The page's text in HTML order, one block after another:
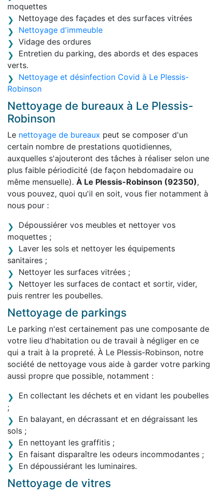
moquettes
Nettoyage des façades et des surfaces vitrées
Nettoyage d'immeuble
Vidage des ordures
Entretien du parking, des abords et des espaces
verts.
Nettoyage et désinfection Covid à Le Plessis-
Robinson
Nettoyage de bureaux à Le Plessis-
Robinson
Le nettoyage de bureaux peut se composer d'un
certain nombre de prestations quotidiennes,
auxquelles s'ajouteront des tâches à réaliser selon une
plus faible périodicité (de façon hebdomadaire ou
même mensuelle). À Le Plessis-Robinson (92350),
vous pouvez, quoi qu'il en soit, vous fier notamment à
nous pour :
Dépoussiérer vos meubles et nettoyer vos
moquettes ;
Laver les sols et nettoyer les équipements
sanitaires ;
Nettoyer les surfaces vitrées ;
Nettoyer les surfaces de contact et sortir, vider,
puis rentrer les poubelles.
Nettoyage de parkings
Le parking n'est certainement pas une composante de
votre lieu d'habitation ou de travail à négliger en ce
qui a trait à la propreté. À Le Plessis-Robinson, notre
société de nettoyage vous aide à garder votre parking
aussi propre que possible, notamment :
En collectant les déchets et en vidant les poubelles
;
En balayant, en décrassant et en dégraissant les
sols ;
En nettoyant les graffitis ;
En faisant disparaître les odeurs incommodantes ;
En dépoussiérant les luminaires.
Nettoyage de vitres